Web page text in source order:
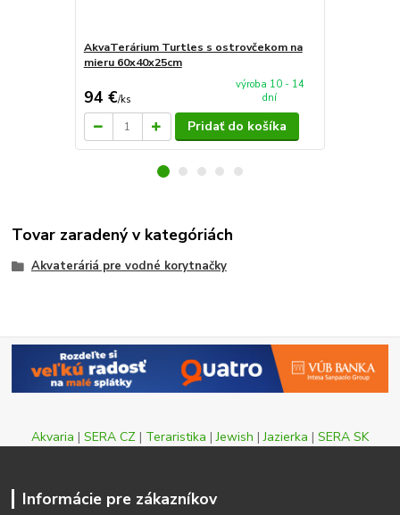
AkvaTerárium Turtles s ostrovčekom na
mieru 60x40x25cm
94 €/ks
výroba 10 - 14
dní
Pridať do košíka
Tovar zaradený v kategóriách
Akvateráriá pre vodné korytnačky
Akvaria | SERA CZ | Teraristika |Jewish |Jazierka | SERA SK
Informácie pre zákazníkov